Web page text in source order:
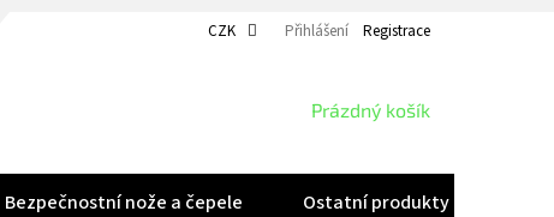
CZK Přihlášení Registrace
NÁKUPNÍ
Prázdný košík
Bezpečnostní nože a čepele Ostatní produkty